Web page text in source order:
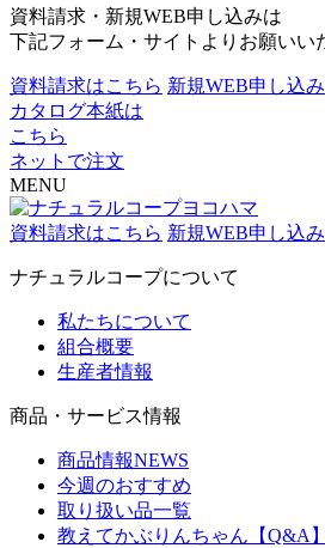
資料請求・新規WEB申し込みは
下記フォーム・サイトよりお願いい
資料請求はこちら 新規WEB申し込み
カタログ本紙は
こちら
ネットで注文
MENU
資料請求はこちら 新規WEB申し込み
ナチュラルコープについて
私たちについて
組合概要
生産者情報
商品・サービス情報
商品情報NEWS
今週のおすすめ
取り扱い品一覧
教えてかぶりんちゃん【Q&A】